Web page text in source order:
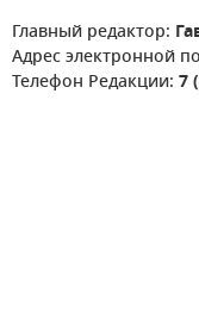
Главный редактор:
Адрес электронной
Телефон Редакции: 7